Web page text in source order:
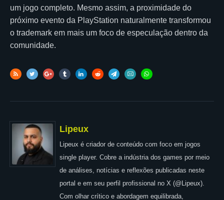
um jogo completo. Mesmo assim, a proximidade do
próximo evento da PlayStation naturalmente transformou
o trademark em mais um foco de especulação dentro da
comunidade.
Lipeux
Lipeux é criador de conteúdo com foco em jogos
single player. Cobre a indústria dos games por meio
de análises, notícias e reflexões publicadas neste
portal e em seu perfil profissional no X (@Lipeux).
Com olhar crítico e abordagem equilibrada,